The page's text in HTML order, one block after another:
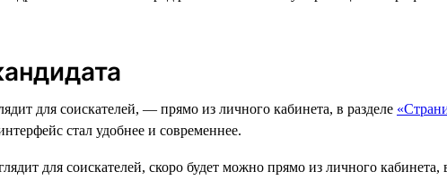
для соискателей, — прямо из личного кабинета, в разделе
стал удобнее и современнее.